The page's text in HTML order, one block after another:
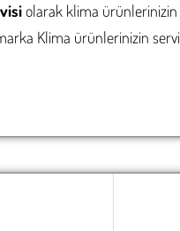
olarak klima ürünlerinizin
Klima ürünlerinizin